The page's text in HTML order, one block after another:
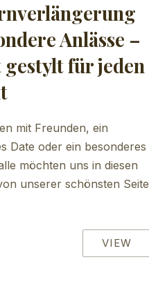
Anlässe –
für jeden
mit Freunden, ein
Date oder ein besonderes
möchten uns in diesen
unserer schönsten Seite
VIEW